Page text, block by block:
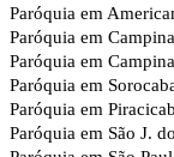
Paróquia em
Paróquia em
Paróquia em
Paróquia em
Paróquia em
Paróquia em São J.